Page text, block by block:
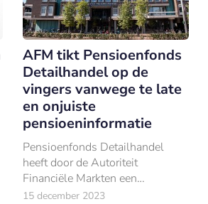
AFM tikt Pensioenfonds
Detailhandel op de
vingers vanwege te late
en onjuiste
pensioeninformatie
Pensioenfonds Detailhandel
heeft door de Autoriteit
Financiële Markten een
bestuurlijke boete opgelegd
15 december 2023